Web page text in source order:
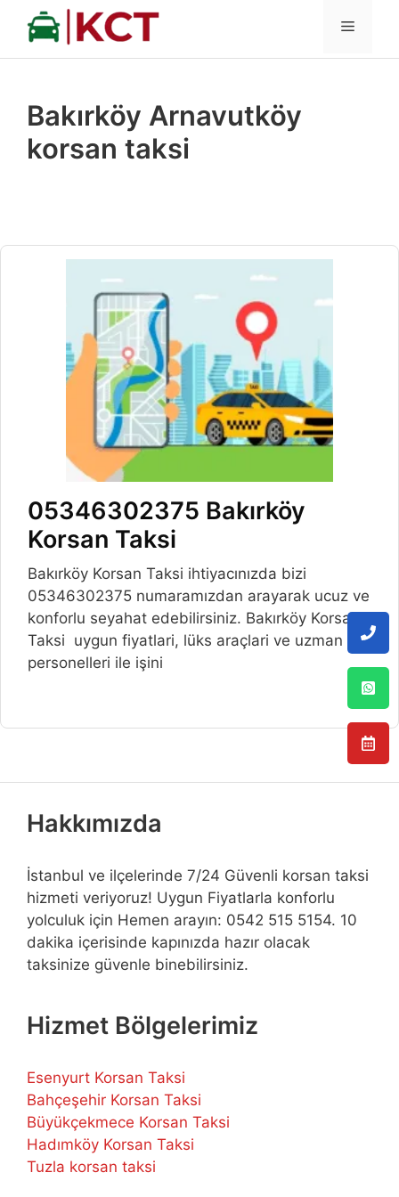
İçeriğe
MENÜ
Bakırköy Arnavutköy
korsan taksi
05346302375 Bakırköy
Korsan Taksi
Bakırköy Korsan Taksi ihtiyacınızda bizi
05346302375 numaramızdan arayarak ucuz ve
konforlu seyahat edebilirsiniz. Bakırköy Korsan
Taksi uygun fiyatlari, lüks araçlari ve uzman
personelleri ile işini
Hakkımızda
İstanbul ve ilçelerinde 7/24 Güvenli korsan taksi
hizmeti veriyoruz! Uygun Fiyatlarla konforlu
yolculuk için Hemen arayın: 0542 515 5154. 10
dakika içerisinde kapınızda hazır olacak
taksinize güvenle binebilirsiniz.
Hizmet Bölgelerimiz
Esenyurt Korsan Taksi
Bahçeşehir Korsan Taksi
Büyükçekmece Korsan Taksi
Hadımköy Korsan Taksi
Tuzla korsan taksi